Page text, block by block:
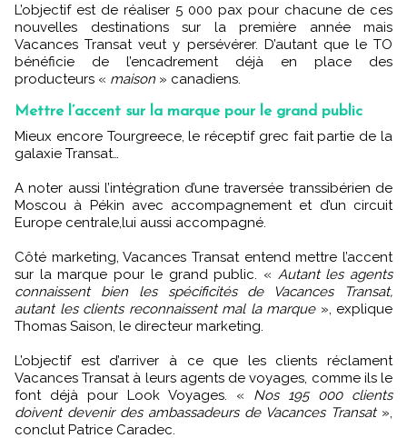
L’objectif est de réaliser 5 000 pax pour chacune de ces
nouvelles destinations sur la première année mais
Vacances Transat veut y persévérer. D’autant que le TO
bénéficie de l’encadrement déjà en place des
producteurs « maison » canadiens.
Mettre l’accent sur la marque pour le grand public
Mieux encore Tourgreece, le réceptif grec fait partie de la
galaxie Transat…
A noter aussi l’intégration d’une traversée transsibérien de
Moscou à Pékin avec accompagnement et d’un circuit
Europe centrale,lui aussi accompagné.
Côté marketing, Vacances Transat entend mettre l’accent
sur la marque pour le grand public. « Autant les agents
connaissent bien les spécificités de Vacances Transat,
autant les clients reconnaissent mal la marque», explique
Thomas Saison, le directeur marketing.
L’objectif est d’arriver à ce que les clients réclament
Vacances Transat à leurs agents de voyages, comme ils le
font déjà pour Look Voyages. « Nos 195 000 clients
doivent devenir des ambassadeurs de Vacances Transat »,
conclut Patrice Caradec.